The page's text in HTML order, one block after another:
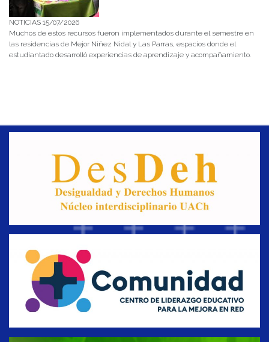
NOTICIAS 15/07/2026
Muchos de estos recursos fueron implementados durante el semestre en
las residencias de Mejor Niñez Nidal y Las Parras, espacios donde el
estudiantado desarrolló experiencias de aprendizaje y acompañamiento.